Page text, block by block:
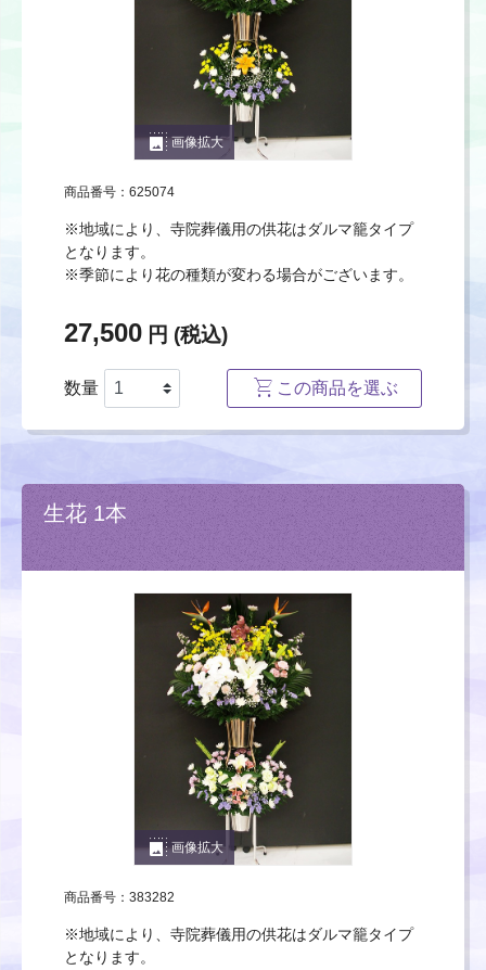
photo_size_select_large画像拡大
商品番号：625074
※地域により、寺院葬儀用の供花はダルマ籠タイプ
となります。
※季節により花の種類が変わる場合がございます。
27,500 円 (税込)
数量 この商品を選ぶ
生花 1本
photo_size_select_large画像拡大
商品番号：383282
※地域により、寺院葬儀用の供花はダルマ籠タイプ
となります。